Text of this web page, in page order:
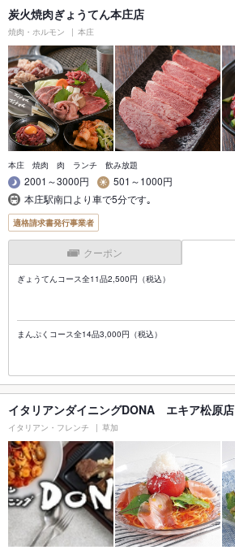
炭火焼肉ぎょうてん本庄店
焼肉・ホルモン 本庄
本庄 焼肉 肉 ランチ 飲み放題
2001～3000円
501～1000円
本庄駅南口より車で5分です｡
適格請求書発行事業者
クーポン
ぎょうてんコース全11品2,500円（税込）
まんぷくコース全14品3,000円（税込）
イタリアンダイニングDONA エキア松原店
イタリアン・フレンチ 草加